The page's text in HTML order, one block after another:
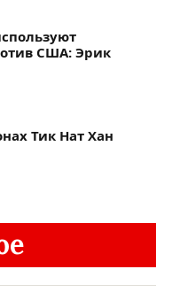
США: Эрик
Тик Нат Хан